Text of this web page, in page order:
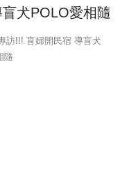
犬POLO愛相隨
訪!!! 盲婦開民宿 導盲犬
隨